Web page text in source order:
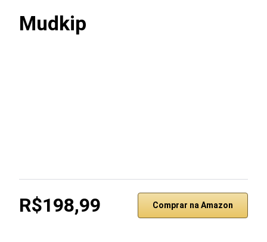
Mudkip
R$198,99 Comprar na Amazon